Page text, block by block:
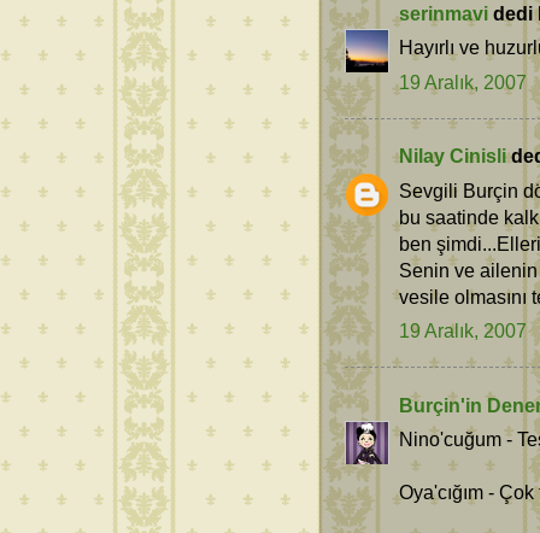
serinmavi dedi
Hayırlı ve
19 Aralık, 2007
Nilay Cinisli
Sevgili Burçin
bu saatinde
ben
Senin ve ailenin
vesile olmasını
19 Aralık, 2007
Burçin'in
Nino'cuğum -
Oya'cığım -